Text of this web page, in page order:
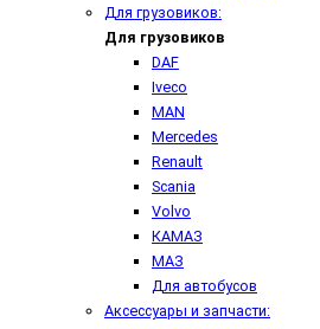
Для грузовиков:
Для грузовиков
DAF
Iveco
MAN
Mercedes
Renault
Scania
Volvo
КАМАЗ
МАЗ
Для автобусов
Аксессуары и запчасти: